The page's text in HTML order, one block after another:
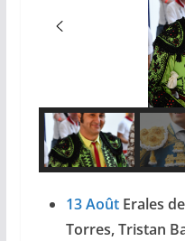
13 AoûtErales
Torres, Tristan